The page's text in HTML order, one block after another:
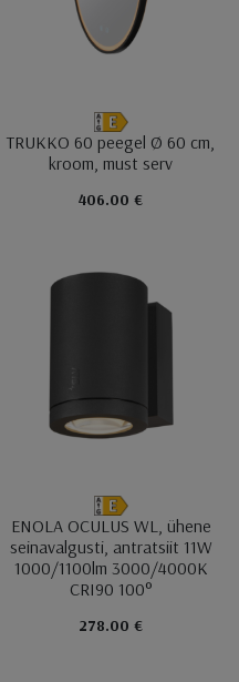
TRUKKO 60 peegel Ø 60 cm,
kroom, must serv
406.00 €
ENOLA OCULUS WL, ühene
seinavalgusti, antratsiit 11W
1000/1100lm 3000/4000K
CRI90 100°
278.00 €